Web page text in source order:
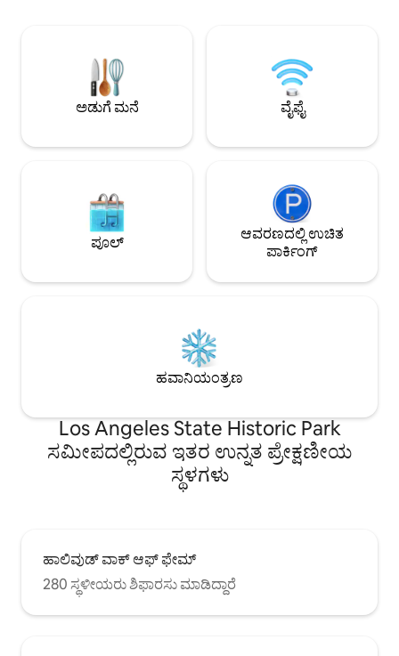
ಆರಾಮವನ್ನು ಖಚಿತಪಡಿಸಿಕೊಳ್ಳಲು ನಾವು
ಹತ್ತಿರದಲ್ಲಿದ್ದೇವೆ. ಈ ಸೂರ್ಯನಿಂದ ಆವೃತವಾದ
ಗೆಸ್ಟ್‌ಹೌಸ್‌ನಲ್ಲಿ ಆಧುನಿಕ ಐಷಾರಾಮಿಗಳನ್ನು
ಅನುಭವಿಸಿ.
ನಾವು Airbnb
ಮನೆಯ
ಅಲ್ಲ).
ಅಡುಗೆ ಮನೆ ವೈಫೈ
ಪೂಲ್
ಆವರಣದಲ್ಲಿ ಉಚಿತ
ಪಾರ್ಕಿಂಗ್
ಹವಾನಿಯಂತ್ರಣ
Los Angeles State Historic Park
ಸಮೀಪದಲ್ಲಿರುವ ಇತರ ಉನ್ನತ ಪ್ರೇಕ್ಷಣೀಯ
ಸ್ಥಳಗಳು
ಹಾಲಿವುಡ್ ವಾಕ್ ಆಫ್ ಫೇಮ್
280 ಸ್ಥಳೀಯರು ಶಿಫಾರಸು ಮಾಡಿದ್ದಾರೆ